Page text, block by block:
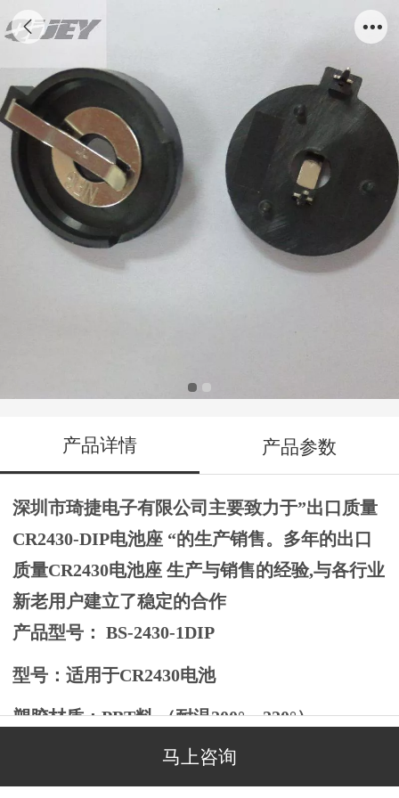
产品详情 产品参数
深圳市琦捷电子有限公司主要致力于”出口质量
CR2430-DIP电池座 “的生产销售。多年的出口
质量CR2430电池座 生产与销售的经验,与各行业
新老用户建立了稳定的合作
产品型号： BS-2430-1DIP
型号：适用于CR2430电池
塑胶材质：PBT料 （耐温200°～220°）
马上咨询